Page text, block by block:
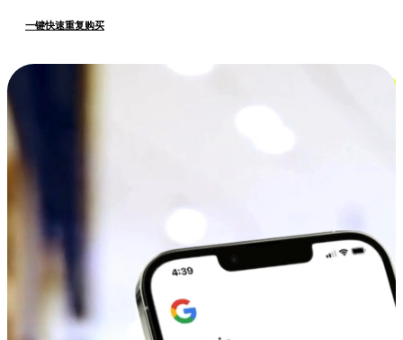
一键快速重复购买